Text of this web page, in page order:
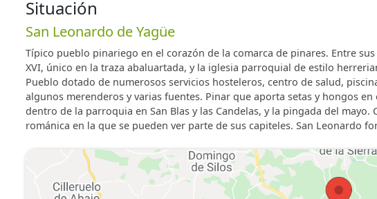
Situación
San Leonardo de Yagüe
Típico pueblo pinariego en el corazón de la comarca de pinares. Entre
XVI, único en la traza abaluartada, y la iglesia parroquial de estilo
Pueblo dotado de numerosos servicios hosteleros, centro de salud,
algunos merenderos y varias fuentes. Pinar que aporta setas y hongos
dentro de la parroquia en San Blas y las Candelas, y la pingada del mayo.
románica en la que se pueden ver parte de sus capiteles. San Leonardo